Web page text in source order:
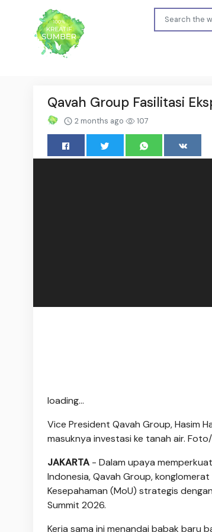
Qavah Group Fasilitasi
2 months ago 107
loading...
Vice President Qavah Group, Hasim
masuknya investasi ke tanah air.
JAKARTA - Dalam upaya
Indonesia, Qavah Group,
Kesepahaman (MoU) strategis
Summit 2026.
Kerja sama ini menandai babak baru